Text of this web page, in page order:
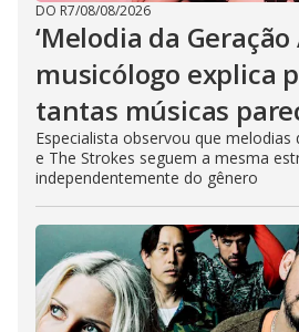
DO R7/08/08/2026
‘Melodia da Geração
musicólogo explica
tantas músicas
Especialista observou que melodias
e The Strokes seguem a mesma
independentemente do gênero